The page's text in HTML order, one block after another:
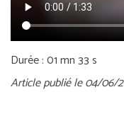
Durée : 01 mn 33 s
Article publié le 04/06/